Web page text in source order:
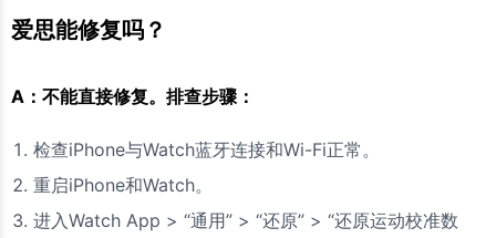
爱思能修复吗？
A：不能直接修复。排查步骤：
检查iPhone与Watch蓝牙连接和Wi-Fi正常。
重启iPhone和Watch。
进入Watch App > “通用” > “还原” > “还原运动校准数